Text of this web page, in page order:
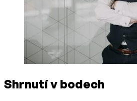
Shrnutí v bodech